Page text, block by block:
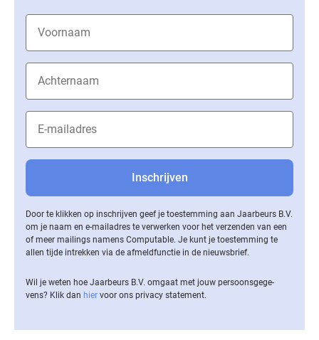
Door te klikken op inschrijven geef je toestemming aan Jaarbeurs B.V.
om je naam en e-mailadres te verwerken voor het verzenden van een
of meer mailings namens Computable. Je kunt je toestemming te
allen tijde intrekken via de af­meld­func­tie in de nieuwsbrief.
Wil je weten hoe Jaarbeurs B.V. omgaat met jouw per­soons­ge­ge­
vens? Klik dan hier voor ons privacy statement.